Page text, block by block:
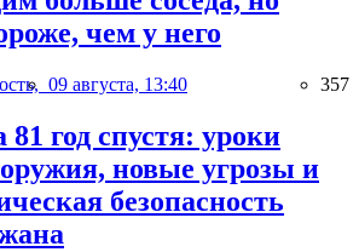
чем у него
09 августа, 13:40 357
год спустя: уроки
новые угрозы и
безопасность